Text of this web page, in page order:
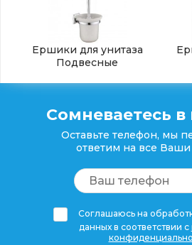
Ершики для унитаза
Подвесные
Сомневаетесь в
Оставьте телефон, мы
ответим на все
Соглашаюсь на
данных в соответствии с